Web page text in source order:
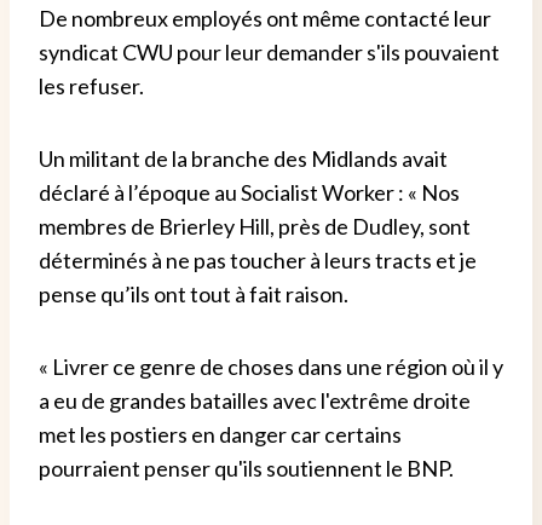
De nombreux employés ont même contacté leur
syndicat CWU pour leur demander s'ils pouvaient
les refuser.
Un militant de la branche des Midlands avait
déclaré à l’époque au Socialist Worker : « Nos
membres de Brierley Hill, près de Dudley, sont
déterminés à ne pas toucher à leurs tracts et je
pense qu’ils ont tout à fait raison.
« Livrer ce genre de choses dans une région où il y
a eu de grandes batailles avec l'extrême droite
met les postiers en danger car certains
pourraient penser qu'ils soutiennent le BNP.